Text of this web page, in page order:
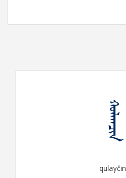
ᠬᠤᠯᠠᠭᠴᠢᠨ
qulaγčin